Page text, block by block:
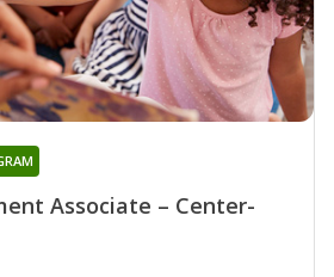
Associate – Center-